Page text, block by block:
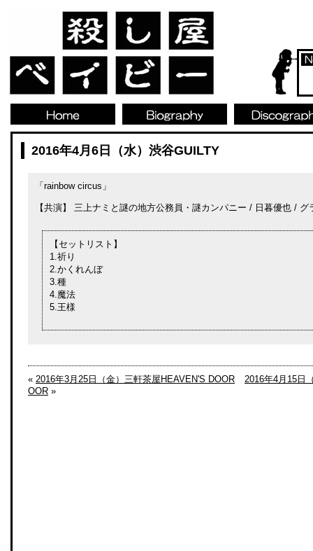
2016年4月6日（水）渋谷GUILTY
「rainbow circus」
【共演】 三上ナミと謎の地方公務員・謎カンパニー / 日暮優也 / グ
【セットリスト】
1.祈り
2.かくれんぼ
3.種
4.魔法
5.王様
« 2016年3月25日（金）三軒茶屋HEAVEN'S DOOR
2016年4月15日
OOR »